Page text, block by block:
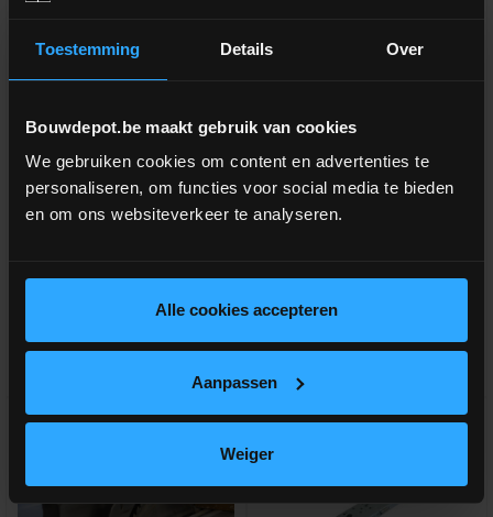
Toestemming Details Over
Bouwdepot.be maakt gebruik van cookies
We gebruiken cookies om content en advertenties te
personaliseren, om functies voor social media te bieden
en om ons websiteverkeer te analyseren.
Alle cookies accepteren
Aanpassen
Weiger
Deurklink inox 19mm L-vorm
Rechte deurkruk met gebogen
hoek + rozet voor slot
€ 41,00
Deurklink inox 19mm U-vorm
Gebogen deurkruk + rozet voor
slot